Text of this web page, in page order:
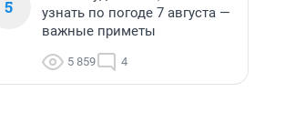
5
узнать по погоде 7 августа —
важные приметы
5 859 4